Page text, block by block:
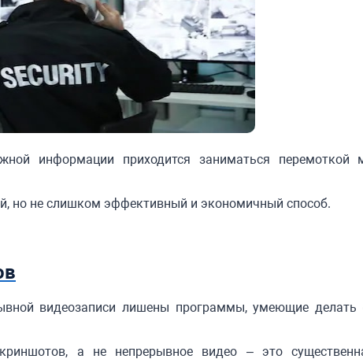
информации приходится заниматься перемоткой
но не слишком эффективный и экономичный способ.
видеозаписи лишены программы, умеющие
а не непрерывное видео – это